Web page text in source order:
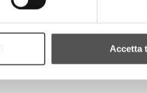
Accetta